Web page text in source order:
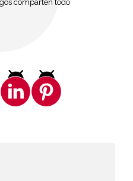
comparten todo